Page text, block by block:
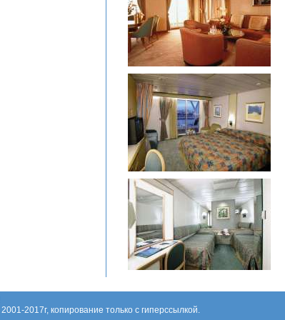
2017г, копирование только с гиперссылкой.